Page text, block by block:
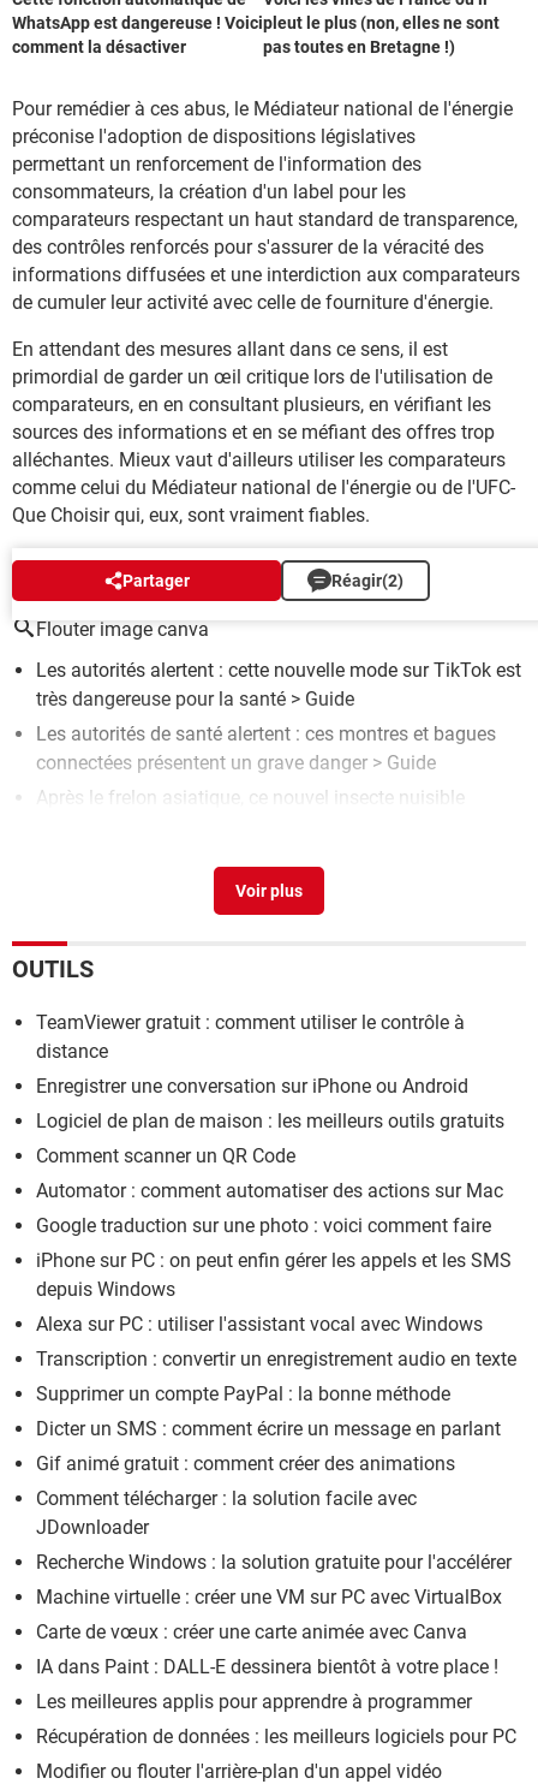
WhatsApp est dangereuse ! Voici
comment la désactiver
pleut le plus (non, elles ne sont
pas toutes en Bretagne !)
Pour remédier à ces abus, le Médiateur national de l'énergie
préconise l'adoption de dispositions législatives
permettant un renforcement de l'information des
consommateurs, la création d'un label pour les
comparateurs respectant un haut standard de transparence,
des contrôles renforcés pour s'assurer de la véracité des
informations diffusées et une interdiction aux comparateurs
de cumuler leur activité avec celle de fourniture d'énergie.
En attendant des mesures allant dans ce sens, il est
primordial de garder un œil critique lors de l'utilisation de
comparateurs, en en consultant plusieurs, en vérifiant les
sources des informations et en se méfiant des offres trop
alléchantes. Mieux vaut d'ailleurs utiliser les comparateurs
comme celui du Médiateur national de l'énergie ou de l'UFC-
Que Choisir qui, eux, sont vraiment fiables.
Partager Réagir(2)
AUTOUR DU MÊME SUJET
Flouter image canva
Les autorités alertent : cette nouvelle mode sur TikTok est
très dangereuse pour la santé > Guide
Les autorités de santé alertent : ces montres et bagues
connectées présentent un grave danger > Guide
Après le frelon asiatique, ce nouvel insecte nuisible
DENONCONS L ARNAQUE PURFLIRT AUX AUTORITES
Forum Vos droits sur internet
freinage d'urgence ne sont pas fiables
OUTILS
TeamViewer gratuit : comment utiliser le contrôle à
distance
Enregistrer une conversation sur iPhone ou Android
Logiciel de plan de maison : les meilleurs outils gratuits
Comment scanner un QR Code
Automator : comment automatiser des actions sur Mac
Google traduction sur une photo : voici comment faire
iPhone sur PC : on peut enfin gérer les appels et les SMS
depuis Windows
Alexa sur PC : utiliser l'assistant vocal avec Windows
Transcription : convertir un enregistrement audio en texte
Supprimer un compte PayPal : la bonne méthode
Dicter un SMS : comment écrire un message en parlant
Gif animé gratuit : comment créer des animations
Comment télécharger : la solution facile avec
JDownloader
Recherche Windows : la solution gratuite pour l'accélérer
Machine virtuelle : créer une VM sur PC avec VirtualBox
Carte de vœux : créer une carte animée avec Canva
IA dans Paint : DALL-E dessinera bientôt à votre place !
Les meilleures applis pour apprendre à programmer
Récupération de données : les meilleurs logiciels pour PC
Modifier ou flouter l'arrière-plan d'un appel vidéo